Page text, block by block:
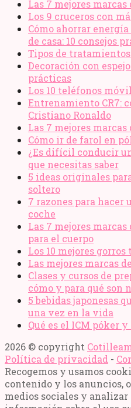
Las 7 mejores
Los 9 cruceros con
Cómo ahorrar
de casa: 10 consejos
Tipos de
Decoración con
prácticas
Los 10 teléfonos
Entrenamiento CR7:
Cristiano Ronaldo
Las 7 mejores
Cómo ir de farol en
¿Es difícil conducir
que necesitas saber
5 ideas originales
soltero
7 razones para hacer
coche
Las 7 mejores
para el cuerpo
Los 10 mejores
Las mejores marcas
Clases y cursos de
cómo y para qué son
5 bebidas japonesas
una vez en la vida
Qué es el ICM póker
2026 © copyright
Política de privacidad -
Recogemos y usamos
contenido y los anuncios,
medios sociales y